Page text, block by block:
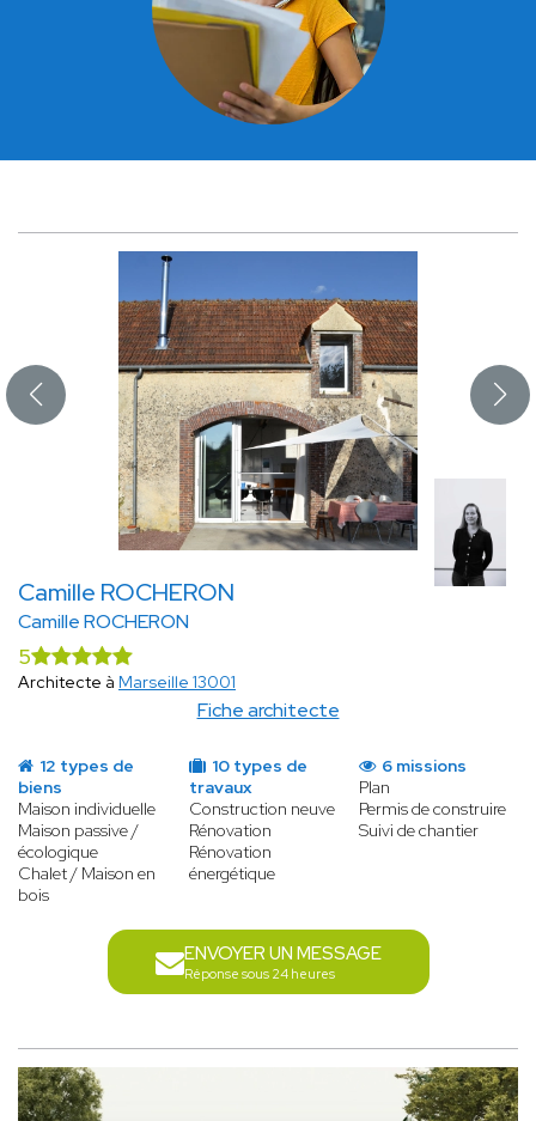
Camille ROCHERON
Camille ROCHERON
Fiche architecte
5
Architecte à Marseille 13001
12 types de
biens
Maison individuelle
Maison passive /
écologique
Chalet / Maison en
bois
10 types de
travaux
Construction neuve
Rénovation
Rénovation
énergétique
6 missions
Plan
Permis de construire
Suivi de chantier
ENVOYER UN MESSAGE
Réponse sous 24 heures